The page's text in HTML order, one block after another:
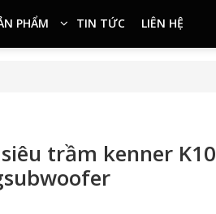
PHẨM TIN TỨC LIÊN HỆ
trầm kenner K10